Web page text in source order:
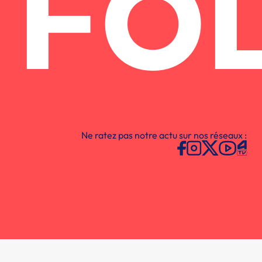
Ne ratez pas notre actu sur nos réseaux :